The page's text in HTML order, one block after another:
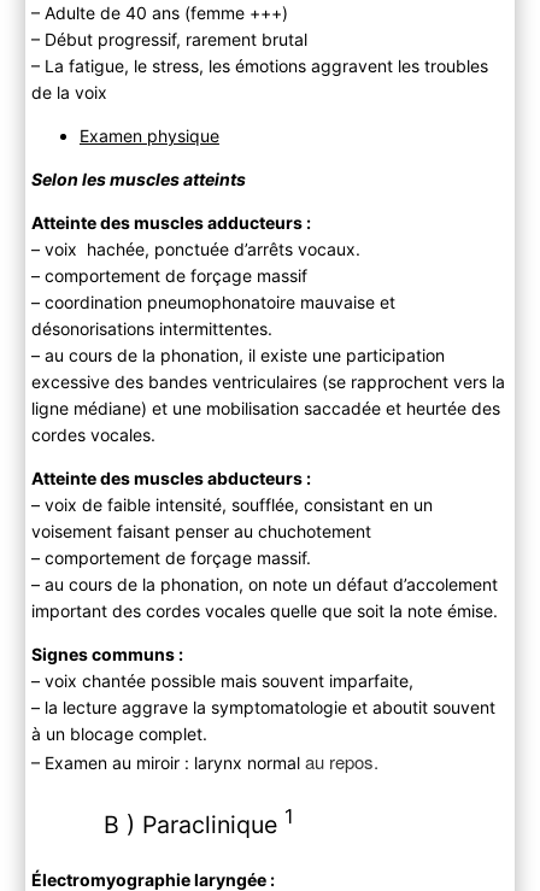
– Adulte de 40 ans (femme +++)
– Début progressif, rarement brutal
– La fatigue, le stress, les émotions aggravent les troubles
de la voix
Examen physique
Selon les muscles atteints
Atteinte des muscles adducteurs:
– voix hachée, ponctuée d’arrêts vocaux.
– comportement de forçage massif
– coordination pneumophonatoire mauvaise et
désonorisations intermittentes.
– au cours de la phonation, il existe une participation
excessive des bandes ventriculaires (se rapprochent vers la
ligne médiane) et une mobilisation saccadée et heurtée des
cordes vocales.
Atteinte des muscles abducteurs :
– voix de faible intensité, soufflée, consistant en un
voisement faisant penser au chuchotement
– comportement de forçage massif.
– au cours de la phonation, on note un défaut d’accolement
important des cordes vocales quelle que soit la note émise.
Signes communs :
– voix chantée possible mais souvent imparfaite,
– la lecture aggrave la symptomatologie et aboutit souvent
à un blocage complet.
– Examen au miroir : larynx normal au repos.
B ) Paraclinique 1
Électromyographie laryngée :